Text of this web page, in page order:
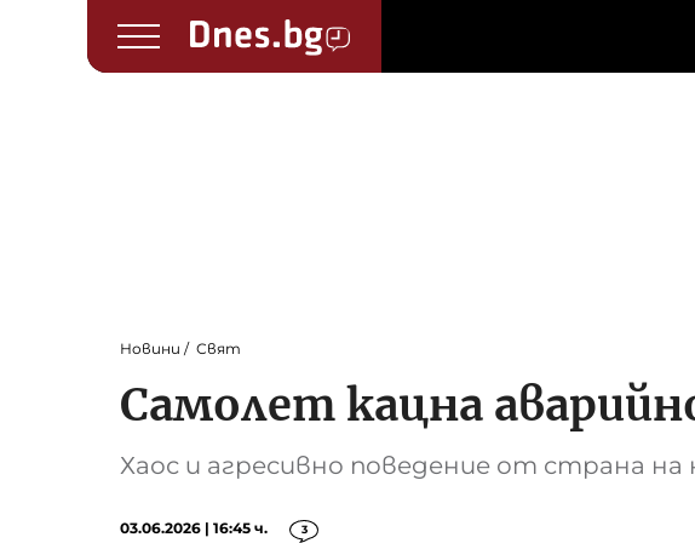
Новини Свят
Самолет кацна
Хаос и агресивно поведение от страна
03.06.2026 | 16:45 ч. 3